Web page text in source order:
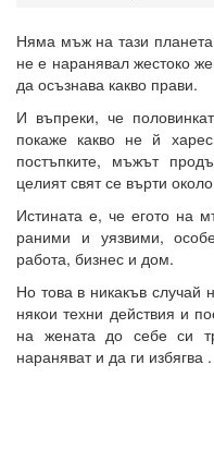
Няма мъж на тази
не е наранявал жестоко
да осъзнава какво прави.
И въпреки, че
покаже какво не й
постъпките, мъжът
целият свят се върти
Истината е, че егото на
раними и уязвими,
работа, бизнес и дом.
Но това в никакъв
някои техни действия и
на жената до себе си
нараняват и да ги избягва .